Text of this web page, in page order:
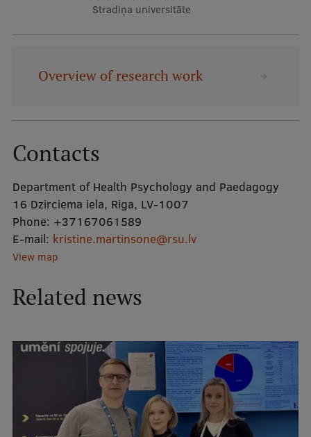
Stradiņa universitāte
Overview of research work
Contacts
Department of Health Psychology and Paedagogy
16 Dzirciema iela, Riga, LV-1007
Phone: +37167061589
E-mail: kristine.martinsone@rsu.lv
View map
Related news